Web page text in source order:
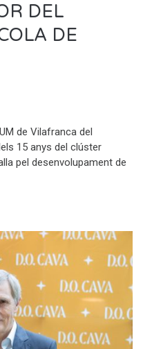
DEL
DE
de Vilafranca del
15 anys del clúster
pel desenvolupament de